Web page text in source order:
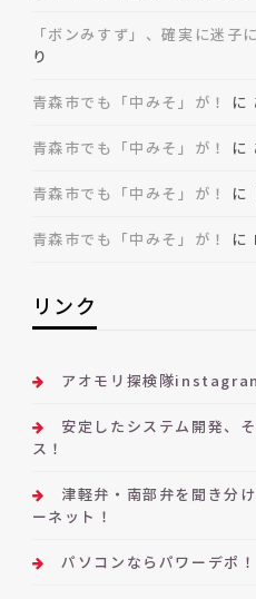
「ボンみすず」、確実に迷子
り
青森市でも「中みそ」が！ に
青森市でも「中みそ」が！ に
青森市でも「中みそ」が！ に
青森市でも「中みそ」が！ に
リンク
アオモリ探検隊
安定したシステム開発、
ス！
津軽弁・南部弁を聞き分
ーネット！
パソコンならパワーデポ！